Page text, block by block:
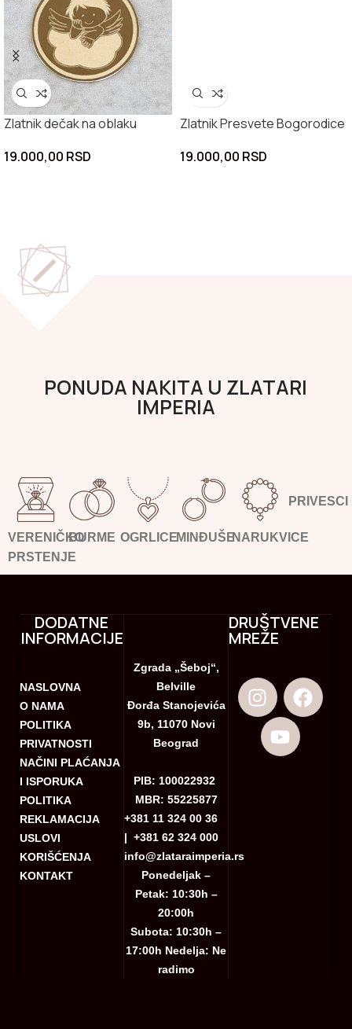
Zlatnik dečak na oblaku
19.000,00 RSD
Zlatnik Presvete Bogorodice
19.000,00 RSD
PONUDA NAKITA U ZLATARI
IMPERIA
VERENIČKO
PRSTENJE
BURME OGRLICEMINĐUŠENARUKVICE
PRIVESCI
DODATNE
INFORMACIJE
NASLOVNA
O NAMA
POLITIKA
PRIVATNOSTI
NAČINI PLAĆANJA
I ISPORUKA
POLITIKA
REKLAMACIJA
USLOVI
KORIŠĆENJA
KONTAKT
Zgrada „Šeboj“,
Belville
Đorđa Stanojevića
9b, 11070 Novi
Beograd
PIB: 100022932
MBR: 55225877
+381 11 324 00 36
|+381 62 324 000
info@zlataraimperia.rs
Ponedeljak –
Petak: 10:30h –
20:00h
Subota: 10:30h –
17:00h Nedelja: Ne
radimo
DRUŠTVENE
MREŽE